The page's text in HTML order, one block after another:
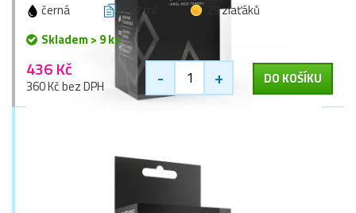
černá 11,7 ml
29 zlaťáků
Skladem > 9 ks
436 Kč
360 Kč bez DPH - + DO KOŠÍKU